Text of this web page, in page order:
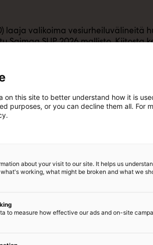
laaja valikoima vesiurheiluvälineitä
Saimaa SUP 2026 mallisto. Kiitosta
sekä Saimaa Kayaks
ja vakaat retkikajakit,
myös Ursuit-kuivapuvut ja Jobe-
on this site to better understand how it is
purposes, or you can decline them all. For
about your visit to our site. It helps us
working, what might be broken and what we
to measure how effective our ads and on-site